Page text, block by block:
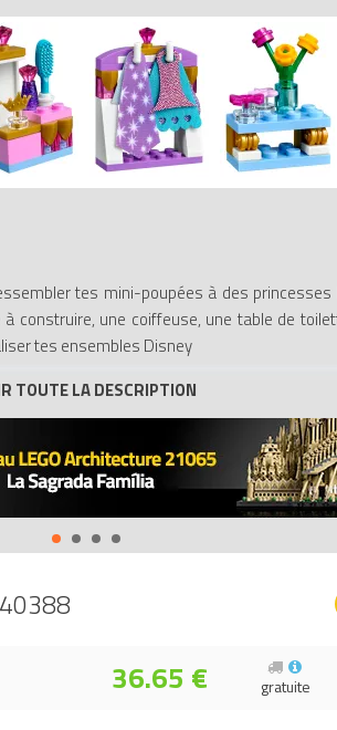
tes mini-poupées à des
construire, une coiffeuse, une table de
tes ensembles Disney
un studio de couture avec une machine à
poupée (Mini-Doll Dress-Up Kit)sur Avenue
40388
36.65 € gratuite